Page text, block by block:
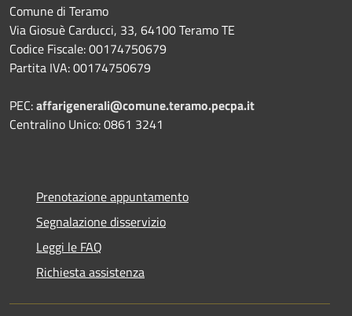
Comune di Teramo
Via Giosuè Carducci, 33, 64100 Teramo TE
Codice Fiscale: 00174750679
Partita IVA: 00174750679
PEC:affarigenerali@comune.teramo.pecpa.it
Centralino Unico: 0861 3241
Prenotazione appuntamento
Segnalazione disservizio
Leggi le FAQ
Richiesta assistenza